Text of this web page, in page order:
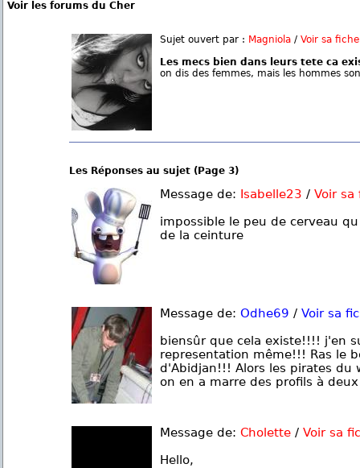
Voir les forums du Cher
Sujet ouvert par : Magniola / Voir sa fiche
Les mecs bien dans leurs tete ca
on dis des femmes, mais les hommes
Les Réponses au sujet (Page 3)
Message de: Isabelle23 / Voir sa
impossible le peu de cerveau
de la ceinture
Message de: Odhe69 / Voir sa
biensûr que cela existe!!!! j'en
representation même!!! Ras le
d'Abidjan!!! Alors les pirates du
on en a marre des profils à
Message de: Cholette / Voir sa
Hello,